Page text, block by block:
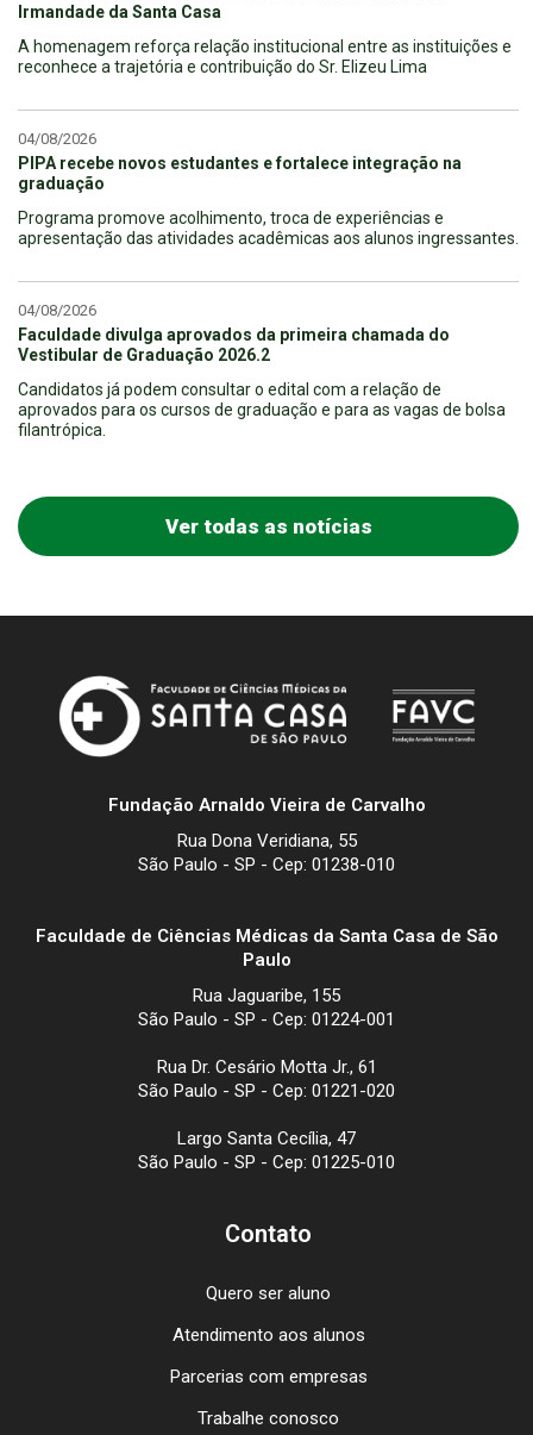
Irmandade da Santa Casa
A homenagem reforça relação institucional entre as instituições e
reconhece a trajetória e contribuição do Sr. Elizeu Lima
04/08/2026
PIPA recebe novos estudantes e fortalece integração na
graduação
Programa promove acolhimento, troca de experiências e
apresentação das atividades acadêmicas aos alunos ingressantes.
04/08/2026
Faculdade divulga aprovados da primeira chamada do
Vestibular de Graduação 2026.2
Candidatos já podem consultar o edital com a relação de
aprovados para os cursos de graduação e para as vagas de bolsa
filantrópica.
Ver todas as notícias
Fundação Arnaldo Vieira de Carvalho
Rua Dona Veridiana, 55
São Paulo - SP - Cep: 01238-010
Faculdade de Ciências Médicas da Santa Casa de São
Paulo
Rua Jaguaribe, 155
São Paulo - SP - Cep: 01224-001
Rua Dr. Cesário Motta Jr., 61
São Paulo - SP - Cep: 01221-020
Largo Santa Cecília, 47
São Paulo - SP - Cep: 01225-010
Contato
Quero ser aluno
Atendimento aos alunos
Parcerias com empresas
Trabalhe conosco